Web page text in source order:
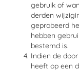
gebruik of
derden
geprobeerd
hebben
bestemd is.
Indien de
heeft op een